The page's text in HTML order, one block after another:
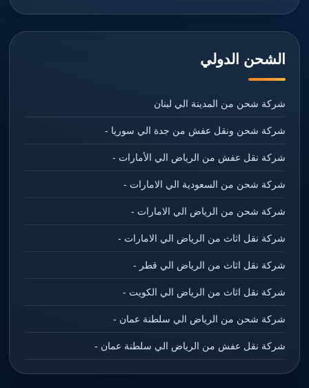
الشحن الدولي
شركة شحن من المدينة الي لبنان
شركة شحن ونقل عفش من جدة الي سوريا -
شركة نقل عفش من الرياض الي الأمارات -
شركة شحن من السعودية الي الامارات -
شركة شحن من الرياض الي الامارات -
شركة نقل اثاث من الرياض الي الامارات -
شركة نقل اثاث من الرياض الي قطر -
شركة نقل اثاث من الرياض الي الكويت -
شركة شحن من الرياض الي سلطنة عمان -
شركة نقل عفش من الرياض الي سلطنة عمان -